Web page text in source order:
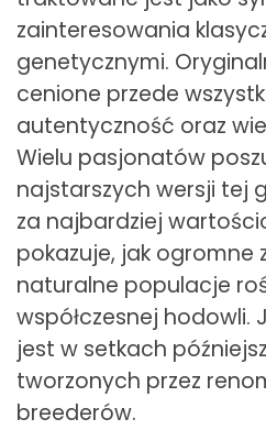
zainteresowania
genetycznymi.
cenione przede
autentyczność oraz
Wielu pasjonatów
najstarszych wersji tej
za najbardziej
pokazuje, jak ogromne
naturalne populacje
współczesnej hodowli.
jest w setkach
tworzonych przez
breederów.